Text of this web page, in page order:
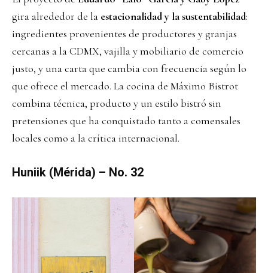
gira alrededor de la estacionalidad y la sustentabilidad:
ingredientes provenientes de productores y granjas
cercanas a la CDMX, vajilla y mobiliario de comercio
justo, y una carta que cambia con frecuencia según lo
que ofrece el mercado. La cocina de Máximo Bistrot
combina técnica, producto y un estilo bistró sin
pretensiones que ha conquistado tanto a comensales
locales como a la crítica internacional.
Huniik (Mérida) – No. 32